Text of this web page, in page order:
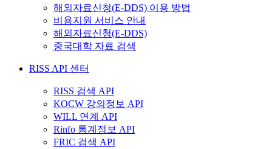
해외자료신청(E-DDS) 이용 방법
비용지원 서비스 안내
해외자료신청(E-DDS)
중국대학 자료 검색
RISS API 센터
RISS 검색 API
KOCW 강의정보 API
WILL 연계 API
Rinfo 통계정보 API
FRIC 검색 API